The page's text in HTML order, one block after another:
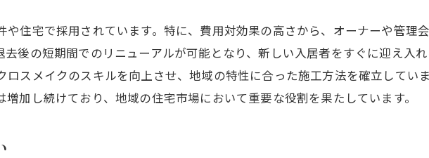
クロスメイクの導入手順とポイント
群馬県でのクロスメイク業者選びのコツ
クロスメイク導入による経費削減の具体例
施工プロセスの最適化とクロスメイクの役割
住宅で採用されています。特に、費用対効果の高さから、オーナーや管理
後の短期間でのリニューアルが可能となり、新しい入居者をすぐに迎え入
スメイクのスキルを向上させ、地域の特性に合った施工方法を確立してい
加し続けており、地域の住宅市場において重要な役割を果たしています。